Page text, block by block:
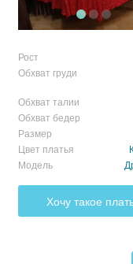
Рост
Обхват груди
Обхват талии
Обхват бедер
Размер
Цвет платья
Модель
Хочу такое